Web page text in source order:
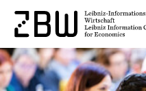
Skip to main content